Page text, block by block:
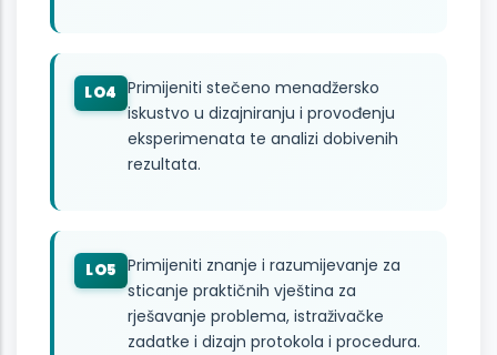
LO4 Primijeniti stečeno menadžersko
iskustvo u dizajniranju i provođenju
eksperimenata te analizi dobivenih
rezultata.
LO5 Primijeniti znanje i razumijevanje za
sticanje praktičnih vještina za
rješavanje problema, istraživačke
zadatke i dizajn protokola i procedura.